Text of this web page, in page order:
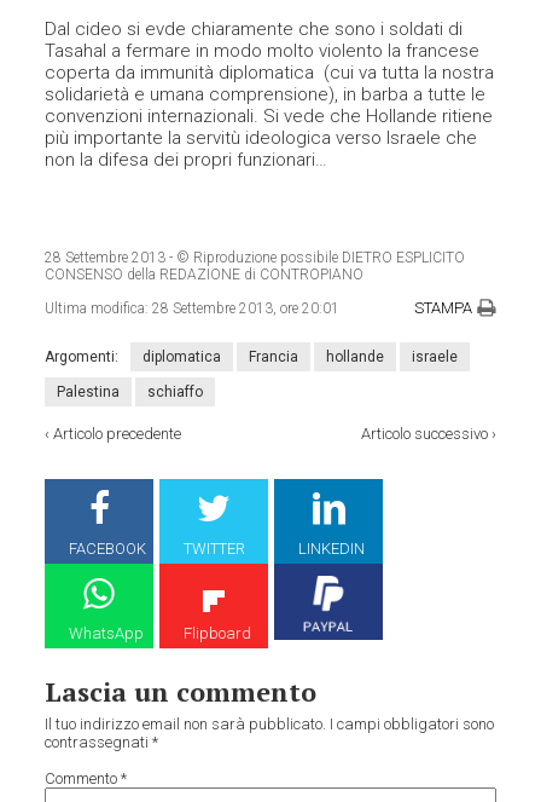
Dal cideo si evde chiaramente che sono i soldati di
Tasahal a fermare in modo molto violento la francese
coperta da immunità diplomatica (cui va tutta la nostra
solidarietà e umana comprensione), in barba a tutte le
convenzioni internazionali. Si vede che Hollande ritiene
più importante la servitù ideologica verso Israele che
non la difesa dei propri funzionari…
28 Settembre 2013 - © Riproduzione possibile DIETRO ESPLICITO
CONSENSO della REDAZIONE di CONTROPIANO
Ultima modifica:28 Settembre 2013, ore 20:01 STAMPA
Argomenti: diplomatica Francia hollande israele
Palestina schiaffo
‹Articolo precedente Articolo successivo›
FACEBOOK TWITTER LINKEDIN
WhatsApp Flipboard
Lascia un commento
Il tuo indirizzo email non sarà pubblicato. I campi obbligatori sono
contrassegnati*
Commento*